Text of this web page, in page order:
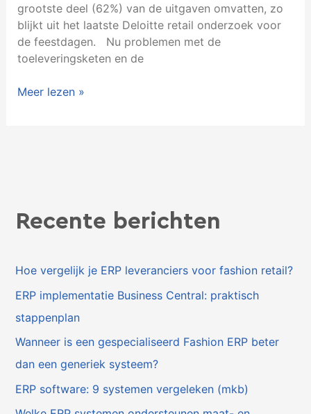
grootste deel (62%) van de uitgaven omvatten, zo
blijkt uit het laatste Deloitte retail onderzoek voor
de feestdagen. Nu problemen met de
toeleveringsketen en de
Meer lezen »
Recente berichten
Hoe vergelijk je ERP leveranciers voor fashion retail?
ERP implementatie Business Central: praktisch
stappenplan
Wanneer is een gespecialiseerd Fashion ERP beter
dan een generiek systeem?
ERP software: 9 systemen vergeleken (mkb)